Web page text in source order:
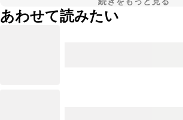
あわせて読みたい